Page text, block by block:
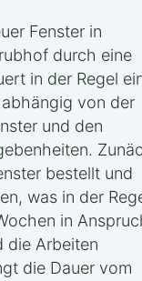
Fenster in
durch eine
in der Regel
von der
und den
bestellt und
was in der
in
die Arbeiten
die Dauer vom